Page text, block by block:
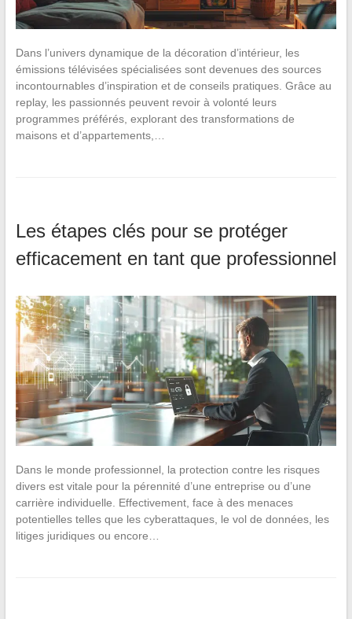
Dans l’univers dynamique de la décoration d’intérieur, les
émissions télévisées spécialisées sont devenues des sources
incontournables d’inspiration et de conseils pratiques. Grâce au
replay, les passionnés peuvent revoir à volonté leurs
programmes préférés, explorant des transformations de
maisons et d’appartements,…
Les étapes clés pour se protéger
efficacement en tant que professionnel
Dans le monde professionnel, la protection contre les risques
divers est vitale pour la pérennité d’une entreprise ou d’une
carrière individuelle. Effectivement, face à des menaces
potentielles telles que les cyberattaques, le vol de données, les
litiges juridiques ou encore…